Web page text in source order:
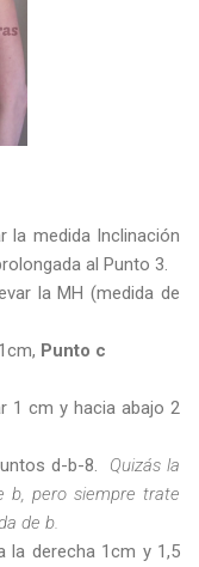
la medida Inclinación
al Punto 3.
la MH (medida de
Punto c
1 cm y hacia abajo 2
d-b-8. Quizás la
b, pero siempre trate
de b.
la derecha 1cm y 1,5